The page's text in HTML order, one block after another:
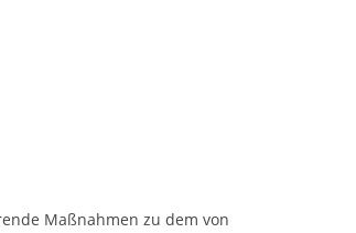
Maßnahmen zu dem von